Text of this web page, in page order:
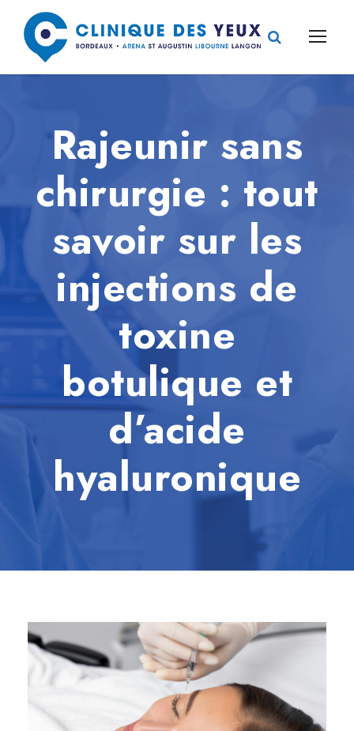
Rajeunir sans
chirurgie : tout
savoir sur les
injections de
toxine
botulique et
d’acide
hyaluronique